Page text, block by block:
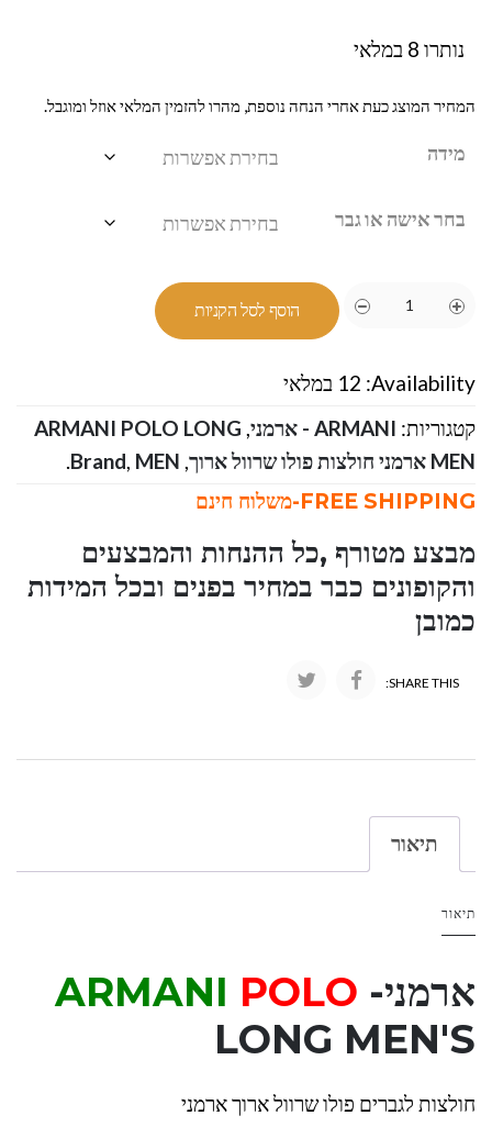
נותרו 8 במלאי
המחיר המוצג כעת אחרי הנחה נוספת, מהרו להזמין המלאי אוזל ומוגבל.
מידה
בחר אישה או גבר
הוסף לסל הקניות
Availability: 12 במלאי
קטגוריות: ARMANI - ארמני
ARMANI POLO LONG
MEN ארמני חולצות פולו שרוול ארוך
Brand MEN
FREE SHIPPING-משלוח חינם
מבצע מטורף ,כל ההנחות והמבצעים
והקופונים כבר במחיר בפנים ובכל המידות
כמובן
SHARE THIS:
תיאור
תיאור
ארמני- ARMANI POLO
LONG MEN'S
חולצות לגברים פולו שרוול ארוך ארמני